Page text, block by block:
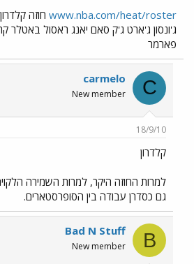
www.nba.com/heat/roster חוזה
ג'ונסון ג'ארט ג'ק סאם יאנג ראסול באטלר
פארמר
C
carmelo
New member
18/9/10
קלדרון
למרות החוזה היקר, למרות השמירה
גם כסדרן עבודה בין הסופרסטארים.
B
Bad N Stuff
New member